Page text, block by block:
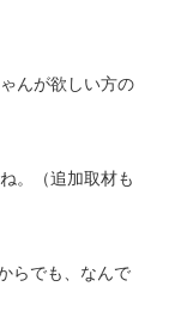
んが欲しい方の
。（追加取材も
らでも、なんで